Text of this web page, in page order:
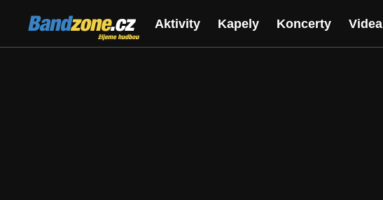
Bandzone.cz
žijeme hudbou
Aktivity Kapely Koncerty Videa